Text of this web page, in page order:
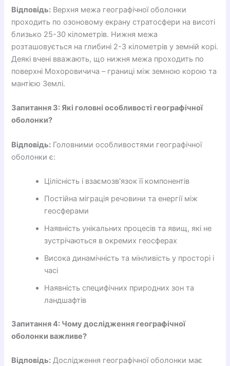
Відповідь: Верхня межа географічної оболонки
проходить по озоновому екрану стратосфери на висоті
близько 25-30 кілометрів. Нижня межа
розташовується на глибині 2-3 кілометрів у земній корі.
Деякі вчені вважають, що нижня межа проходить по
поверхні Мохоровичича – границі між земною корою та
мантією Землі.
Запитання 3: Які головні особливості географічної
оболонки?
Відповідь: Головними особливостями географічної
оболонки є:
Цілісність і взаємозв'язок її компонентів
Постійна міграція речовини та енергії між
геосферами
Наявність унікальних процесів та явищ, які не
зустрічаються в окремих геосферах
Висока динамічність та мінливість у просторі і
часі
Наявність специфічних природних зон та
ландшафтів
Запитання 4: Чому дослідження географічної
оболонки важливе?
Відповідь: Дослідження географічної оболонки має